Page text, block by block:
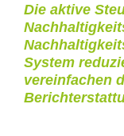
Die aktive
System
vereinfachen